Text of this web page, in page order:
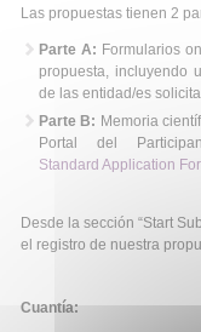
Las propuestas tienen 2
Parte A: Formularios
propuesta, incluyendo
de las entidad/es
Parte B: Memoria
Portal del
Standard Application
Desde la sección “Start
el registro de nuestra
Cuantía: